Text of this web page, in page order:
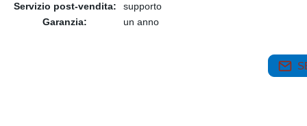
Servizio post-vendita:
supporto
Garanzia:
un anno